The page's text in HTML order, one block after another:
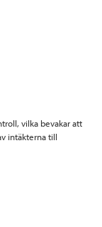
vilka bevakar att
intäkterna till